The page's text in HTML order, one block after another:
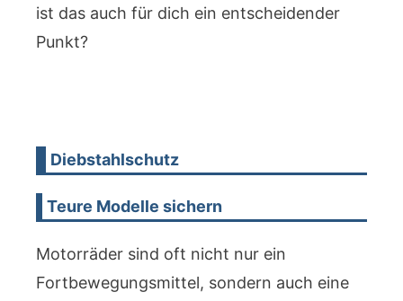
ist das auch für dich ein entscheidender
Punkt?
Diebstahlschutz
Teure Modelle sichern
Motorräder sind oft nicht nur ein
Fortbewegungsmittel, sondern auch eine